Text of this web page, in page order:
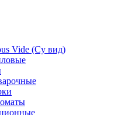
Vide (Су вид)